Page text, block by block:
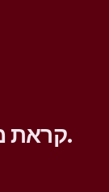
קראת מספיק. עכשיו כדאי לגלות.